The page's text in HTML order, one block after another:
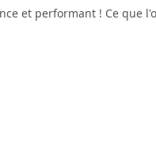
et performant ! Ce que